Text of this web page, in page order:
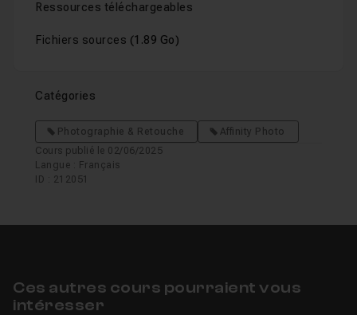
Ressources téléchargeables
Fichiers sources (1.89 Go)
Catégories
Photographie & Retouche
Affinity Photo
Cours publié le 02/06/2025
Langue : Français
ID : 212051
Ces autres cours pourraient vous
intéresser